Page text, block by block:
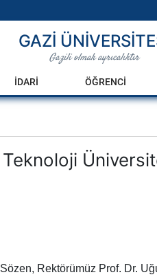
GAZİ
Gazili olmak ayrıcalıktır
İDARİ ÖĞRENCİ
Rektörümüz Prof. Dr.